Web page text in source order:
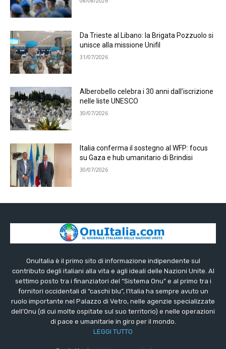
Da Trieste al Libano: la Brigata Pozzuolo si
unisce alla missione Unifil
31/07/2026
Alberobello celebra i 30 anni dall’iscrizione
nelle liste UNESCO
30/07/2026
Italia conferma il sostegno al WFP: focus
su Gaza e hub umanitario di Brindisi
30/07/2026
OnuItalia è il primo sito di informazione indipendente sul
contributo degli italiani alla vita e agli ideali delle Nazioni Unite. Al
settimo posto tra i finanziatori del “Sistema Onu” e al primo tra i
fornitori occidentali di “caschi blu”, l’Italia ha sempre avuto un
ruolo importante nel Palazzo di Vetro, nelle agenzie specializzate
dell’Onu (di cui molte ospitate sul suo territorio) e nelle operazioni
di pace e umanitarie in giro per il mondo.
LEGGI TUTTO